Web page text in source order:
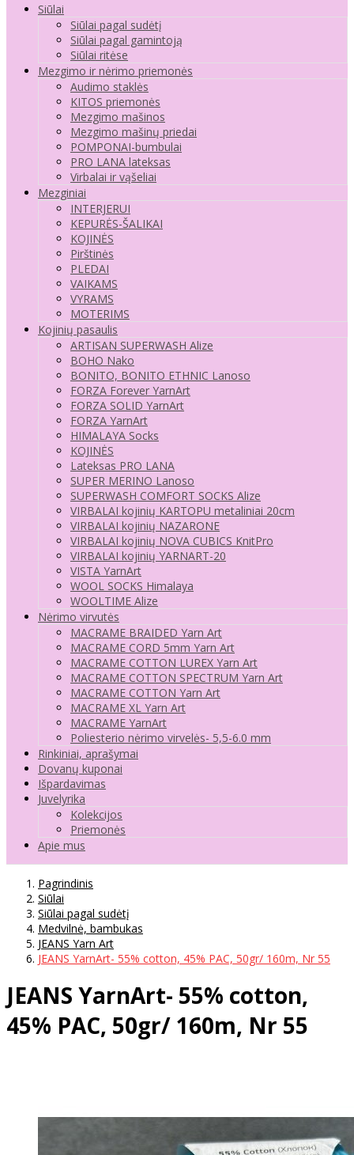
Siūlai
Siūlai pagal sudėtį
Siūlai pagal gamintoją
Siūlai ritėse
Mezgimo ir nėrimo priemonės
Audimo staklės
KITOS priemonės
Mezgimo mašinos
Mezgimo mašinų priedai
POMPONAI-bumbulai
PRO LANA lateksas
Virbalai ir vąšeliai
Mezginiai
INTERJERUI
KEPURĖS-ŠALIKAI
KOJINĖS
Pirštinės
PLEDAI
VAIKAMS
VYRAMS
MOTERIMS
Kojinių pasaulis
ARTISAN SUPERWASH Alize
BOHO Nako
BONITO, BONITO ETHNIC Lanoso
FORZA Forever YarnArt
FORZA SOLID YarnArt
FORZA YarnArt
HIMALAYA Socks
KOJINĖS
Lateksas PRO LANA
SUPER MERINO Lanoso
SUPERWASH COMFORT SOCKS Alize
VIRBALAI kojinių KARTOPU metaliniai 20cm
VIRBALAI kojinių NAZARONE
VIRBALAI kojinių NOVA CUBICS KnitPro
VIRBALAI kojinių YARNART-20
VISTA YarnArt
WOOL SOCKS Himalaya
WOOLTIME Alize
Nėrimo virvutės
MACRAME BRAIDED Yarn Art
MACRAME CORD 5mm Yarn Art
MACRAME COTTON LUREX Yarn Art
MACRAME COTTON SPECTRUM Yarn Art
MACRAME COTTON Yarn Art
MACRAME XL Yarn Art
MACRAME YarnArt
Poliesterio nėrimo virvelės- 5,5-6.0 mm
Rinkiniai, aprašymai
Dovanų kuponai
Išpardavimas
Juvelyrika
Kolekcijos
Priemonės
Apie mus
Pagrindinis
Siūlai
Siūlai pagal sudėtį
Medvilnė, bambukas
JEANS Yarn Art
JEANS YarnArt- 55% cotton, 45% PAC, 50gr/ 160m, Nr 55
JEANS YarnArt- 55% cotton,
45% PAC, 50gr/ 160m, Nr 55